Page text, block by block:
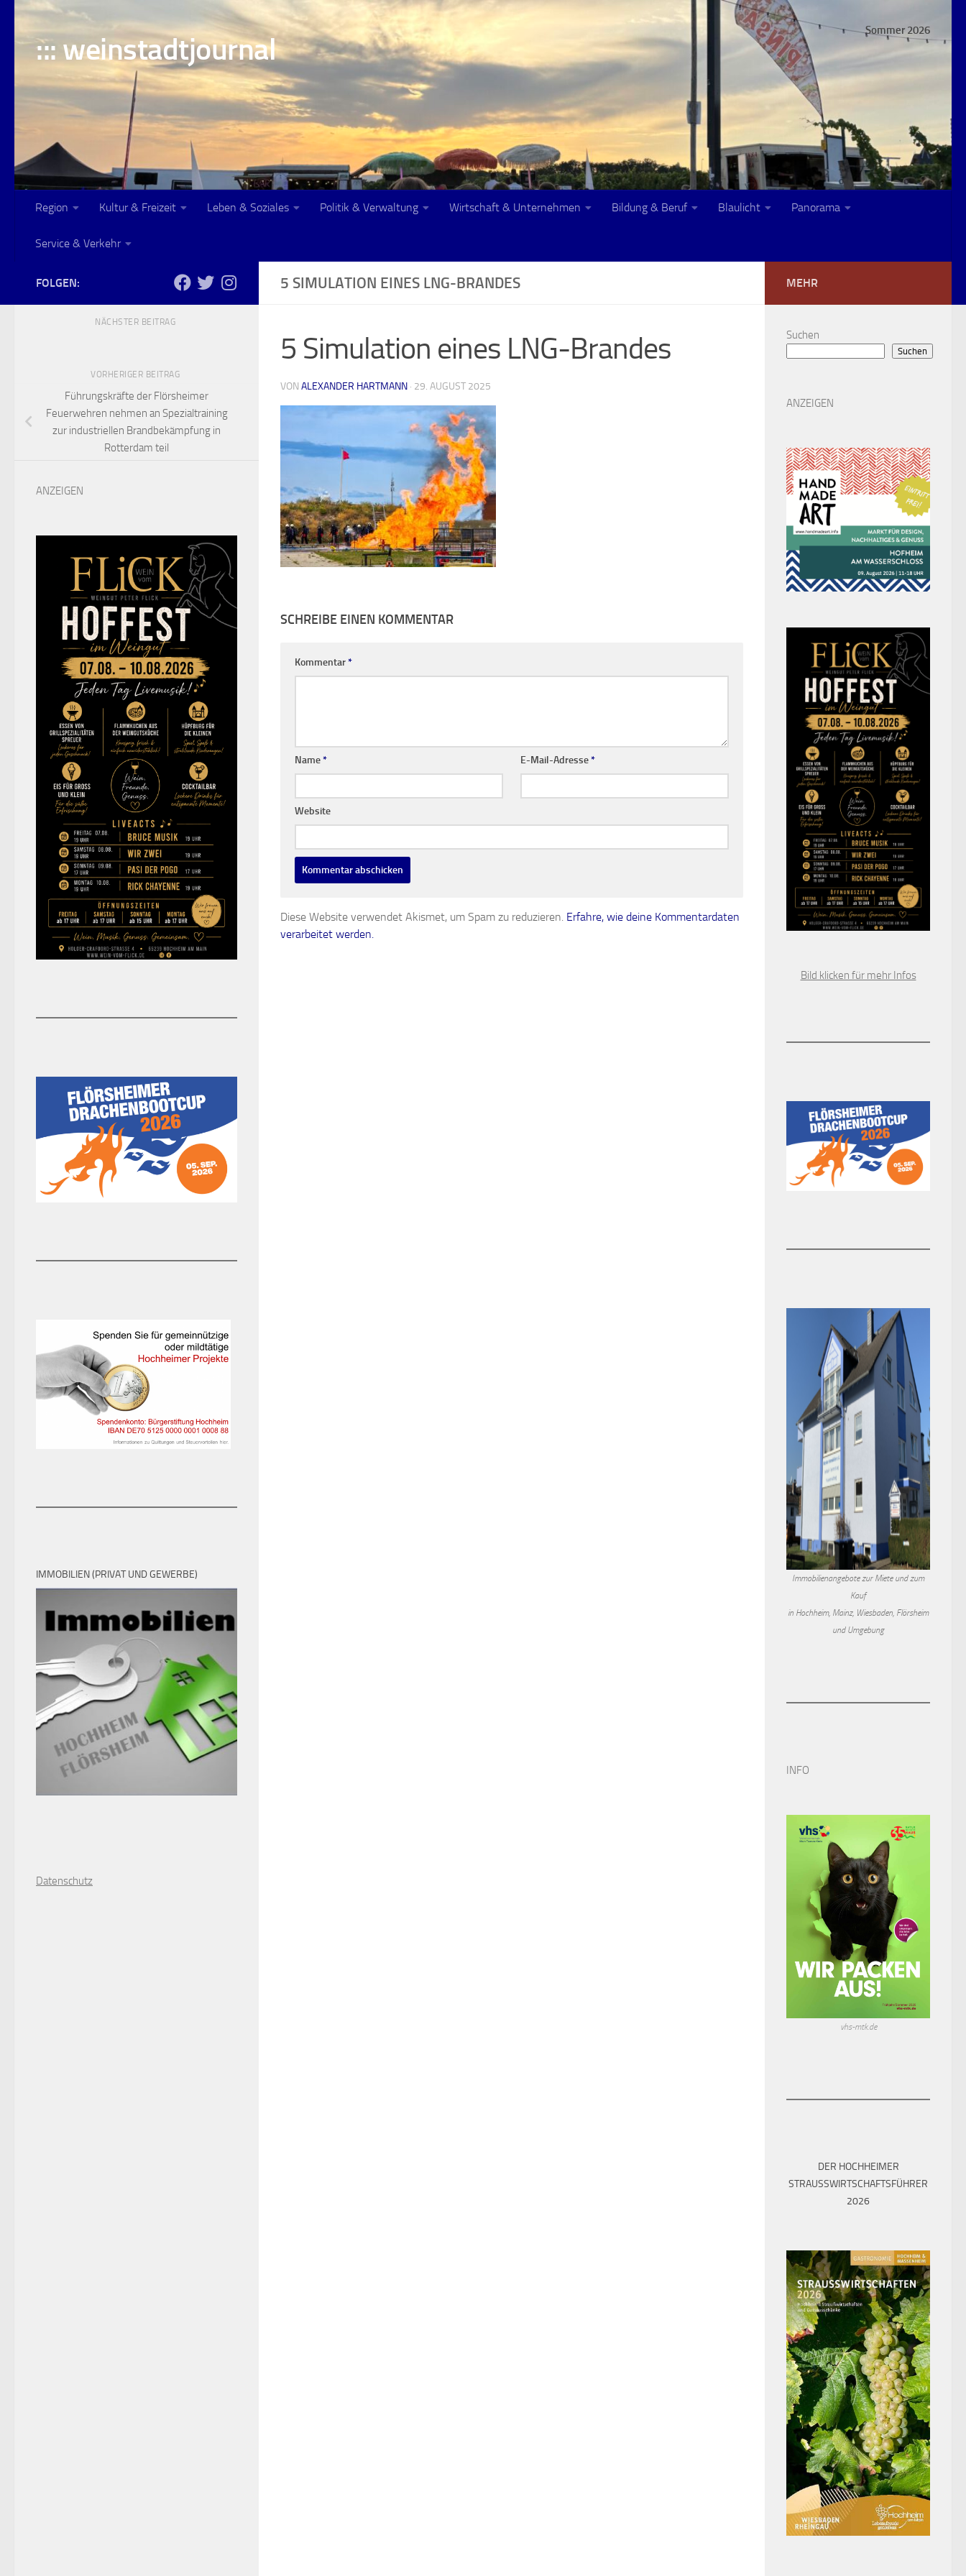
Skip to content
::: weinstadtjournal
Sommer 2026
Region Kultur & Freizeit Leben & Soziales Politik & Verwaltung Wirtschaft & Unternehmen Bildung & Beruf Blaulicht Panorama
Service & Verkehr
5 SIMULATION EINES LNG-BRANDES
5 Simulation eines LNG-Brandes
VON ALEXANDER HARTMANN · 29. AUGUST 2025
SCHREIBE EINEN KOMMENTAR
Kommentar*
Name* E-Mail-Adresse*
Website
Diese Website verwendet Akismet, um Spam zu reduzieren. Erfahre, wie deine Kommentardaten
verarbeitet werden.
FOLGEN:
NÄCHSTER BEITRAG
VORHERIGER BEITRAG
Führungskräfte der Flörsheimer
Feuerwehren nehmen an Spezialtraining
zur industriellen Brandbekämpfung in
Rotterdam teil
ANZEIGEN
IMMOBILIEN (PRIVAT UND GEWERBE)
Datenschutz
MEHR
Suchen
Suchen
ANZEIGEN
Bild klicken für mehr Infos
Immobilienangebote zur Miete und zum
Kauf
in Hochheim, Mainz, Wiesbaden, Flörsheim
und Umgebung
INFO
vhs-mtk.de
DER HOCHHEIMER
STRAUSSWIRTSCHAFTSFÜHRER 2
026